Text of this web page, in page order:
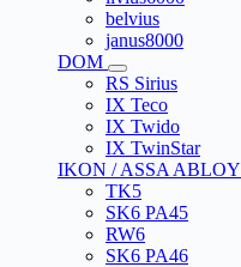
belvius
janus8000
DOM
RS Sirius
IX Teco
IX Twido
IX TwinStar
IKON / ASSA ABLOY
TK5
SK6 PA45
RW6
SK6 PA46